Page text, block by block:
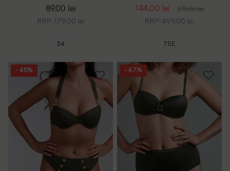
89.00 lei
RRP: 179.00 lei
34
144.00 lei 275.00 lei
RRP: 499.00 lei
75E
- 45% - 47%